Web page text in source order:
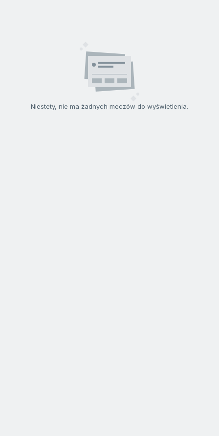
Niestety, nie ma żadnych meczów do wyświetlenia.